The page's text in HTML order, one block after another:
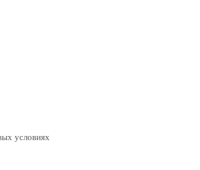
условиях